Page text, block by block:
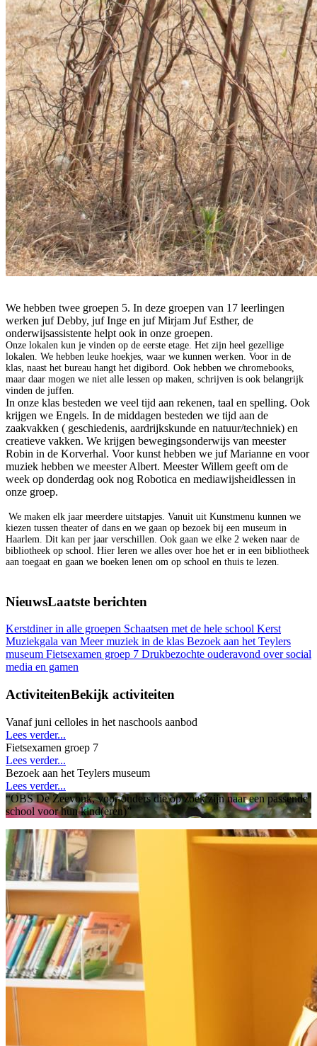
We hebben twee groepen 5. In deze groepen van 17 leerlingen
werken juf Debby, juf Inge en juf Mirjam Juf Esther, de
onderwijsassistente helpt ook in onze groepen.
Onze lokalen kun je vinden op de eerste etage. Het zijn heel gezellige
lokalen. We hebben leuke hoekjes, waar we kunnen werken. Voor in de
klas, naast het bureau hangt het digibord. Ook hebben we chromebooks,
maar daar mogen we niet alle lessen op maken, schrijven is ook belangrijk
vinden de juffen.
In onze klas besteden we veel tijd aan rekenen, taal en spelling. Ook
krijgen we Engels. In de middagen besteden we tijd aan de
zaakvakken ( geschiedenis, aardrijkskunde en natuur/techniek) en
creatieve vakken. We krijgen bewegingsonderwijs van meester
Robin in de Korverhal. Voor kunst hebben we juf Marianne en voor
muziek hebben we meester Albert. Meester Willem geeft om de
week op donderdag ook nog Robotica en mediawijsheidlessen in
onze groep.
We maken elk jaar meerdere uitstapjes. Vanuit uit Kunstmenu kunnen we
kiezen tussen theater of dans en we gaan op bezoek bij een museum in
Haarlem. Dit kan per jaar verschillen. Ook gaan we elke 2 weken naar de
bibliotheek op school. Hier leren we alles over hoe het er in een bibliotheek
aan toegaat en gaan we boeken lenen om op school en thuis te lezen.
NieuwsLaatste berichten
Kerstdiner in alle groepen Schaatsen met de hele school Kerst
Muziekgala van Meer muziek in de klas Bezoek aan het Teylers
museum Fietsexamen groep 7 Drukbezochte ouderavond over social
media en gamen
ActiviteitenBekijk activiteiten
Vanaf juni celloles in het naschools aanbod
Lees verder...
Fietsexamen groep 7
Lees verder...
Bezoek aan het Teylers museum
Lees verder...
“OBS De Zeevonk, voor ouders die op zoek zijn naar een passende
school voor hun kind(eren)”